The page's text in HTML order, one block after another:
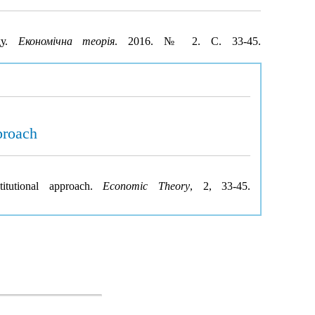
Економічна теорія. 2016. № 2. С. 33-45.
approach. Economic Theory, 2, 33-45.